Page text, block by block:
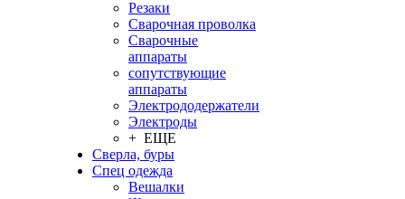
Резаки
Сварочная проволка
Сварочные
аппараты
сопутствующие
аппараты
Электрододержатели
Электроды
+ ЕЩЕ
Сверла, буры
Спец одежда
Вешалки